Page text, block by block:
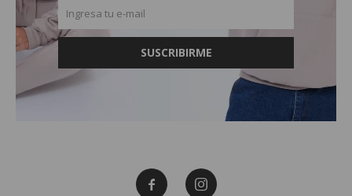
SUSCRIBIRME
 